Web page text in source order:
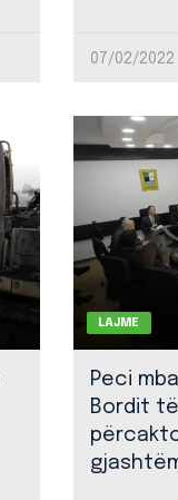
07/02/2022
LAJME
Peci
Bordit